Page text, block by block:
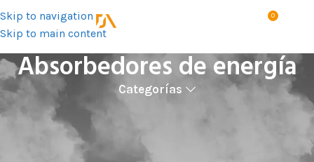
Skip to navigation
Skip to main content
MENÚ 0
Absorbedores de energía
Categorías
Productos
Amortiguadores y anticaídas
Showing all 10 results